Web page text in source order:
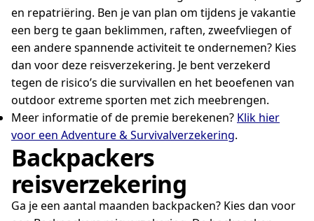
en repatriëring. Ben je van plan om tijdens je vakantie
een berg te gaan beklimmen, raften, zweefvliegen of
een andere spannende activiteit te ondernemen? Kies
dan voor deze reisverzekering. Je bent verzekerd
tegen de risico’s die survivallen en het beoefenen van
outdoor extreme sporten met zich meebrengen.
Meer informatie of de premie berekenen? Klik hier
voor een Adventure & Survivalverzekering.
Backpackers
reisverzekering
Ga je een aantal maanden backpacken? Kies dan voor